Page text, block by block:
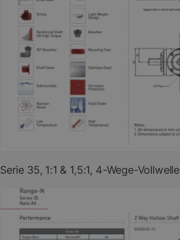
PDF herunterladen
Serie 35, 1:1 & 1,5:1, 4-Wege-Vollwelle